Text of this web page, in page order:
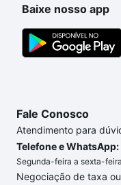
conforto. Loft, com
Baixe nosso app
Fale Conosco
Atendimento para
Telefone e
Segunda-feira a sexta-
Negociação de taxa